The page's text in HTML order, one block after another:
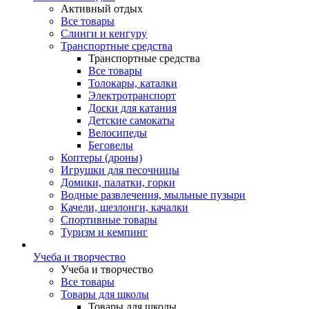
Активный отдых
Все товары
Слинги и кенгуру
Транспортные средства
Транспортные средства
Все товары
Толокары, каталки
Электротранспорт
Доски для катания
Детские самокаты
Велосипеды
Беговелы
Коптеры (дроны)
Игрушки для песочницы
Домики, палатки, горки
Водные развлечения, мыльные пузыри
Качели, шезлонги, качалки
Спортивные товары
Туризм и кемпинг
Учеба и творчество
Учеба и творчество
Все товары
Товары для школы
Товары для школы